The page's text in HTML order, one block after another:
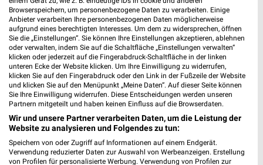
MEHR PROSPEKTE
Browserspeichern, um personenbezogene Daten zu verarbeiten. Einige
Anbieter verarbeiten Ihre personenbezogenen Daten möglicherweise
aufgrund eines berechtigten Interesses. Um dem zu widersprechen, öffnen
Sie die „Einstellungen“. Sie können Ihre Einstellungen akzeptieren, ablehnen
oder verwalten, indem Sie auf die Schaltfläche „Einstellungen verwalten“
klicken oder jederzeit auf die Fingerabdruck-Schaltfläche in der linken
unteren Ecke der Website klicken. Um Ihre Einwilligung zu widerrufen,
klicken Sie auf den Fingerabdruck oder den Link in der Fußzeile der Website
und klicken Sie auf den Menüpunkt „Meine Daten“. Auf dieser Seite können
Sie Ihre Einwilligung widerrufen. Diese Entscheidungen werden unseren
Partnern mitgeteilt und haben keinen Einfluss auf die Browserdaten.
Wir und unsere Partner verarbeiten Daten, um die Leistung der
Website zu analysieren und Folgendes zu tun:
Speichern von oder Zugriff auf Informationen auf einem Endgerät.
Verwendung reduzierter Daten zur Auswahl von Werbeanzeigen. Erstellung
von Profilen für personalisierte Werbung. Verwendung von Profilen zur